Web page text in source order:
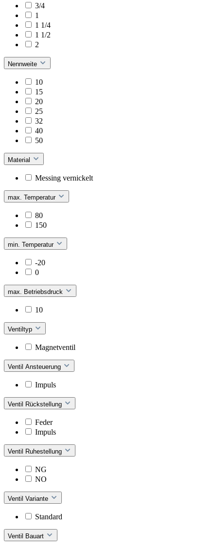
3/4
1
1 1/4
1 1/2
2
Nennweite
10
15
20
25
32
40
50
Material
Messing vernickelt
max. Temperatur
80
150
min. Temperatur
-20
0
max. Betriebsdruck
10
Ventiltyp
Magnetventil
Ventil Ansteuerung
Impuls
Ventil Rückstellung
Feder
Impuls
Ventil Ruhestellung
NG
NO
Ventil Variante
Standard
Ventil Bauart